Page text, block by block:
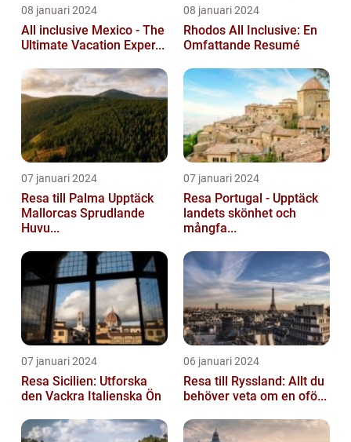
08 januari 2024
All inclusive Mexico - The
Ultimate Vacation Exper...
08 januari 2024
Rhodos All Inclusive: En
Omfattande Resumé
07 januari 2024
Resa till Palma Upptäck
Mallorcas Sprudlande
Huvu...
07 januari 2024
Resa Portugal - Upptäck
landets skönhet och
mångfa...
07 januari 2024
Resa Sicilien: Utforska
den Vackra Italienska Ön
06 januari 2024
Resa till Ryssland: Allt du
behöver veta om en ofö...